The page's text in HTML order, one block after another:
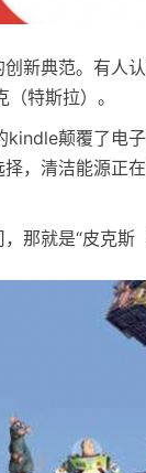
新典范。有人
特斯拉）。
kindle颠覆了电
，清洁能源正
那就是“皮克斯